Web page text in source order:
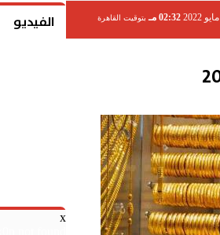
02:32 مـ بتوقيت القاهرة الفيديو
x